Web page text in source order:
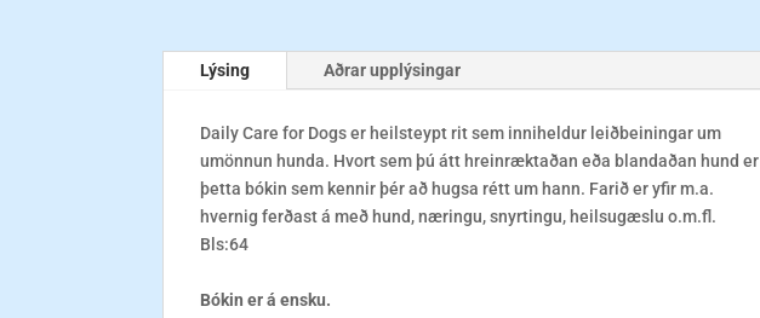
Lýsing Aðrar upplýsingar
Daily Care for Dogs er heilsteypt rit sem inniheldur leiðbeiningar um
umönnun hunda. Hvort sem þú átt hreinræktaðan eða blandaðan hund er
þetta bókin sem kennir þér að hugsa rétt um hann. Farið er yfir m.a.
hvernig ferðast á með hund, næringu, snyrtingu, heilsugæslu o.m.fl.
Bls:64
Bókin er á ensku.